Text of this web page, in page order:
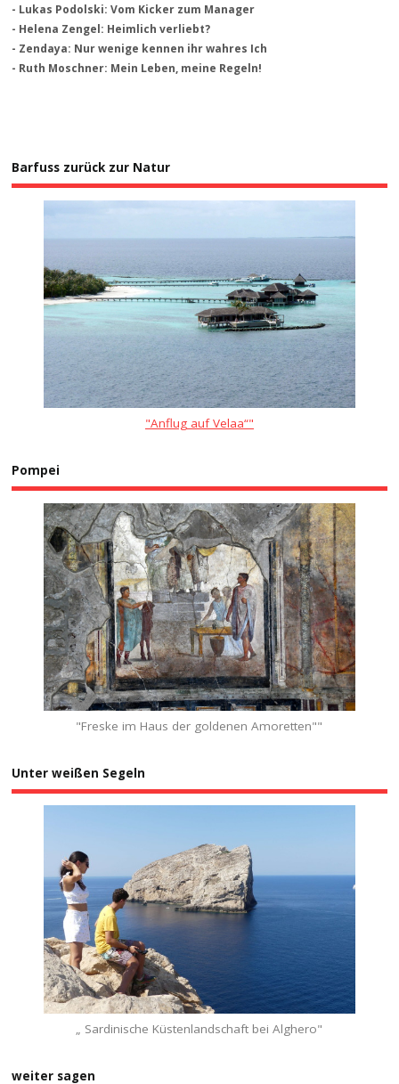
- Lukas Podolski: Vom Kicker zum Manager
- Helena Zengel: Heimlich verliebt?
- Zendaya: Nur wenige kennen ihr wahres Ich
- Ruth Moschner: Mein Leben, meine Regeln!
Barfuss zurück zur Natur
"Anflug auf Velaa“"
Pompei
"Freske im Haus der goldenen Amoretten""
Unter weißen Segeln
„ Sardinische Küstenlandschaft bei Alghero"
weiter sagen